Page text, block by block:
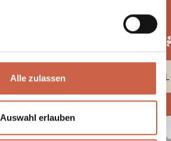
Alle zulassen
Auswahl erlauben
August